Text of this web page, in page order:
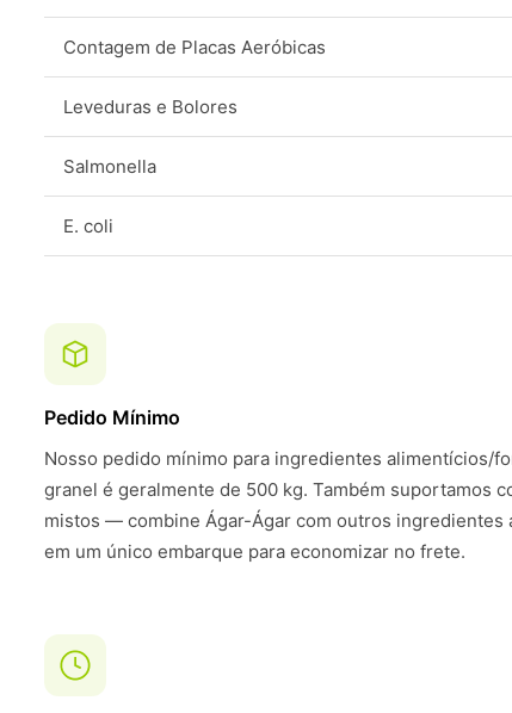
Contagem de Placas Aeróbicas
Leveduras e Bolores
Salmonella
E. coli
Pedido Mínimo
Nosso pedido mínimo para ingredientes alimentícios/
granel é geralmente de 500 kg. Também suportamos
mistos — combine Ágar-Ágar com outros ingredientes
em um único embarque para economizar no frete.